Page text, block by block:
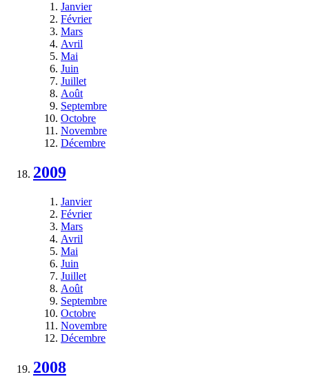
Janvier
Février
Mars
Avril
Mai
Juin
Juillet
Août
Septembre
Octobre
Novembre
Décembre
2009
Janvier
Février
Mars
Avril
Mai
Juin
Juillet
Août
Septembre
Octobre
Novembre
Décembre
2008